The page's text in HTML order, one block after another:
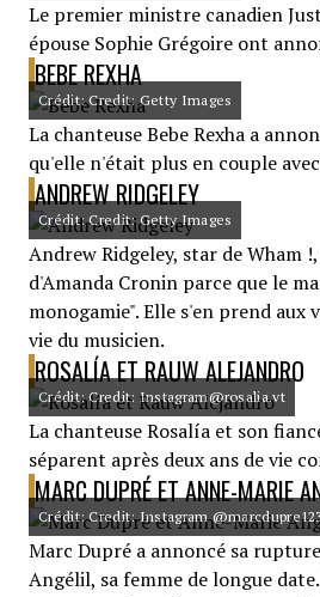
Le premier ministre canadien
épouse Sophie Grégoire ont
BEBE REXHA
Crédit: Credit: Getty Images
La chanteuse Bebe Rexha a
qu'elle n'était plus en couple
ANDREW RIDGELEY
Crédit: Credit: Getty Images
Andrew Ridgeley, star de Wham
d'Amanda Cronin parce que le
monogamie". Elle s'en prend aux
vie du musicien.
ROSALÍA ET RAUW ALEJANDRO
Crédit: Credit: Instagram@rosalia.vt
La chanteuse Rosalía et son
séparent après deux ans de vie
MARC DUPRÉ ET ANNE-MARIE
Crédit: Credit: Instagram
Marc Dupré a annoncé sa
Angélil, sa femme de longue